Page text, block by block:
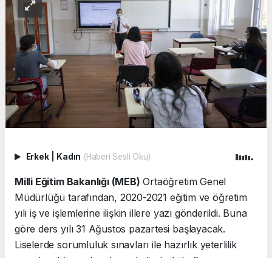
Erkek Kadın (Haberi Sesli Oku)
Milli Eğitim Bakanlığı (MEB) Ortaöğretim Genel
Müdürlüğü tarafından, 2020-2021 eğitim ve öğretim
yılı iş ve işlemlerine ilişkin illere yazı gönderildi. Buna
göre ders yılı 31 Ağustos pazartesi başlayacak.
Liselerde sorumluluk sınavları ile hazırlık yeterlilik